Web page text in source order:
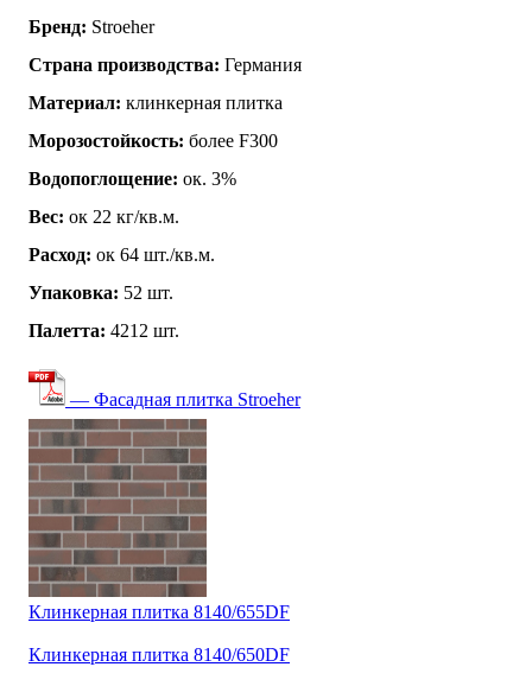
Бренд: Stroeher
Страна производства: Германия
Материал: клинкерная плитка
Морозостойкость: более F300
Водопоглощение: ок. 3%
Вес: ок 22 кг/кв.м.
Расход: ок 64 шт./кв.м.
Упаковка: 52 шт.
Палетта: 4212 шт.
— Фасадная плитка Stroeher
Клинкерная плитка 8140/655DF
Клинкерная плитка 8140/650DF